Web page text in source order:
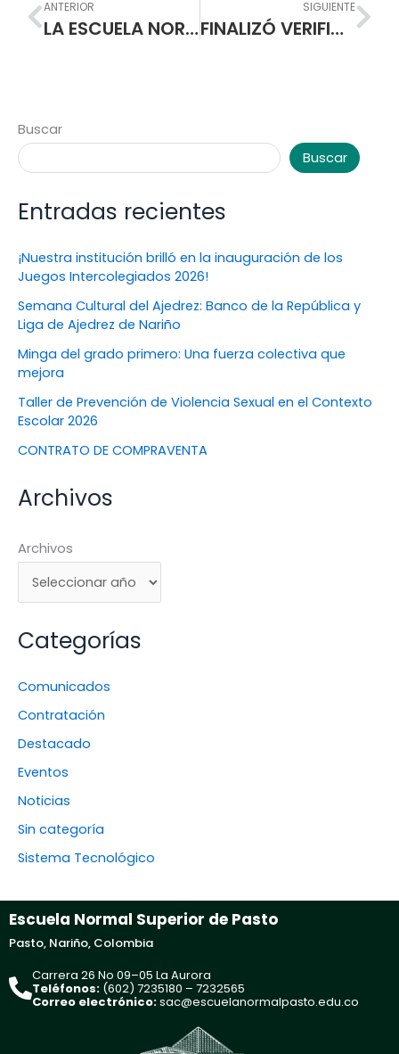
ANTERIOR
LA ESCUELA NORMAL SUPERIOR DE PASTO CONSERVA EL SISTEMA DE GESTIÓN DE CALIDAD ICONTEC
SIGUIENTE
FINALIZÓ VERIFICACIÓN DEL CUMPLIMIENTO DE LAS CONDICIONES BÁSICAS DE CALIDAD
Buscar
Buscar
Entradas recientes
¡Nuestra institución brilló en la inauguración de los
Juegos Intercolegiados 2026!
Semana Cultural del Ajedrez: Banco de la República y
Liga de Ajedrez de Nariño
Minga del grado primero: Una fuerza colectiva que
mejora
Taller de Prevención de Violencia Sexual en el Contexto
Escolar 2026
CONTRATO DE COMPRAVENTA
Archivos
Archivos
Categorías
Comunicados
Contratación
Destacado
Eventos
Noticias
Sin categoría
Sistema Tecnológico
Escuela Normal Superior de Pasto
Pasto, Nariño, Colombia
Carrera 26 No 09–05 La Aurora
Teléfonos: (602) 7235180 – 7232565
Correo electrónico:sac@escuelanormalpasto.edu.co